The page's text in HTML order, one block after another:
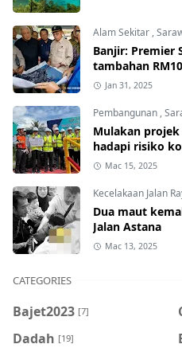
Alam Sekitar ,
Banjir: Premier
tambahan
Jan 31, 2025
Pembangunan ,
Mulakan
hadapi risiko
Mac 15, 2025
Kecelakaan Jalan
Dua maut
Jalan Astana
Mac 13, 2025
CATEGORIES
Bajet2023 [7]
Dadah [19]